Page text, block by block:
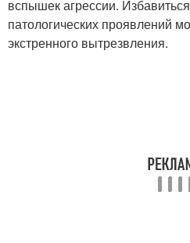
вспышек агрессии.
патологических проявлений
экстренного вытрезвления.